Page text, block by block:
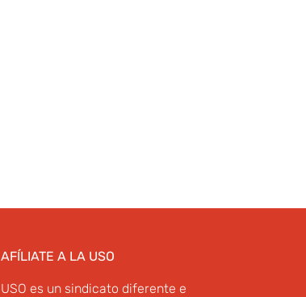
AFÍLIATE A LA USO
USO es un sindicato diferente e